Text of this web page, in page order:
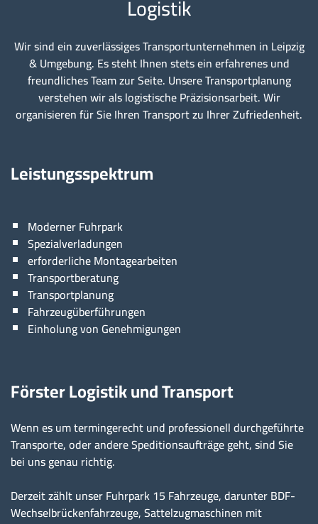
Logistik
Wir sind ein zuverlässiges Transportunternehmen in Leipzig
& Umgebung. Es steht Ihnen stets ein erfahrenes und
freundliches Team zur Seite. Unsere Transportplanung
verstehen wir als logistische Präzisionsarbeit. Wir
organisieren für Sie Ihren Transport zu Ihrer Zufriedenheit.
Leistungsspektrum
Moderner Fuhrpark
Spezialverladungen
erforderliche Montagearbeiten
Transportberatung
Transportplanung
Fahrzeugüberführungen
Einholung von Genehmigungen
Förster Logistik und Transport
Wenn es um termingerecht und professionell durchgeführte
Transporte, oder andere Speditionsaufträge geht, sind Sie
bei uns genau richtig.
Derzeit zählt unser Fuhrpark 15 Fahrzeuge, darunter BDF-
Wechselbrückenfahrzeuge, Sattelzugmaschinen mit